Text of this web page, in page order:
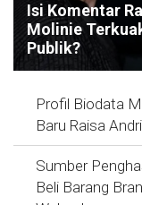
Isi Komentar
Molinie
Publik?
Profil Biodata
Baru Raisa
Sumber
Beli Barang